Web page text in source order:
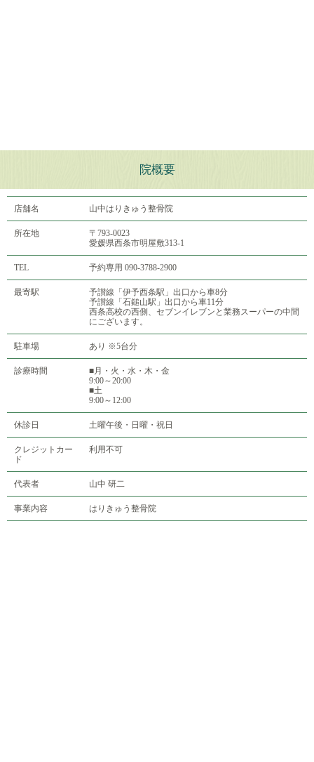
院概要
店舗名 山中はりきゅう整骨院
所在地
〒793-0023
愛媛県西条市明屋敷313-1
TEL 予約専用 090-3788-2900
最寄駅
予讃線「伊予西条駅」出口から車8分
予讃線「石鎚山駅」出口から車11分
西条高校の西側、セブンイレブンと業務スーパーの中間
にございます。
駐車場 あり ※5台分
診療時間
■月・火・水・木・金
9:00～20:00
■土
9:00～12:00
休診日 土曜午後・日曜・祝日
クレジットカー
ド
利用不可
代表者 山中 研二
事業内容 はりきゅう整骨院